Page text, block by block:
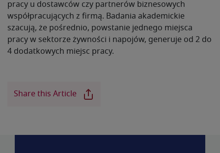
pracy u dostawców czy partnerów biznesowych
współpracujących z firmą. Badania akademickie
szacują, że pośrednio, powstanie jednego miejsca
pracy w sektorze żywności i napojów, generuje od 2 do
4 dodatkowych miejsc pracy.
Share this Article